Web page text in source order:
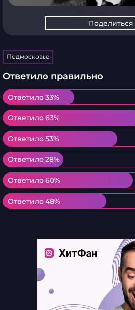
Поделиться
Подмосковье
Ответило правильно
Ответило 33%
Ответило 33%
Ответило 63%
Ответило 63%
Ответило 53%
Ответило 53%
Ответило 28%
Ответило 28%
Ответило 60%
Ответило 60%
Ответило 48%
Ответило 48%